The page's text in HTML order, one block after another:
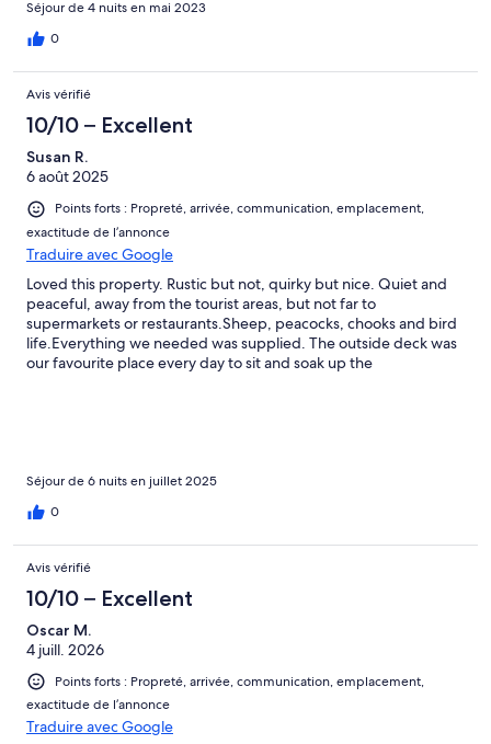
Séjour de 4 nuits en mai 2023
0
Avis vérifié
10/10 – Excellent
Susan R.
6 août 2025
Points forts : Propreté, arrivée, communication, emplacement,
exactitude de l’annonce
Traduire avec Google
Loved this property. Rustic but not, quirky but nice. Quiet and
peaceful, away from the tourist areas, but not far to
supermarkets or restaurants.Sheep, peacocks, chooks and bird
life.Everything we needed was supplied. The outside deck was
our favourite place every day to sit and soak up the
Séjour de 6 nuits en juillet 2025
0
Avis vérifié
10/10 – Excellent
Oscar M.
4 juill. 2026
Points forts : Propreté, arrivée, communication, emplacement,
exactitude de l’annonce
Traduire avec Google